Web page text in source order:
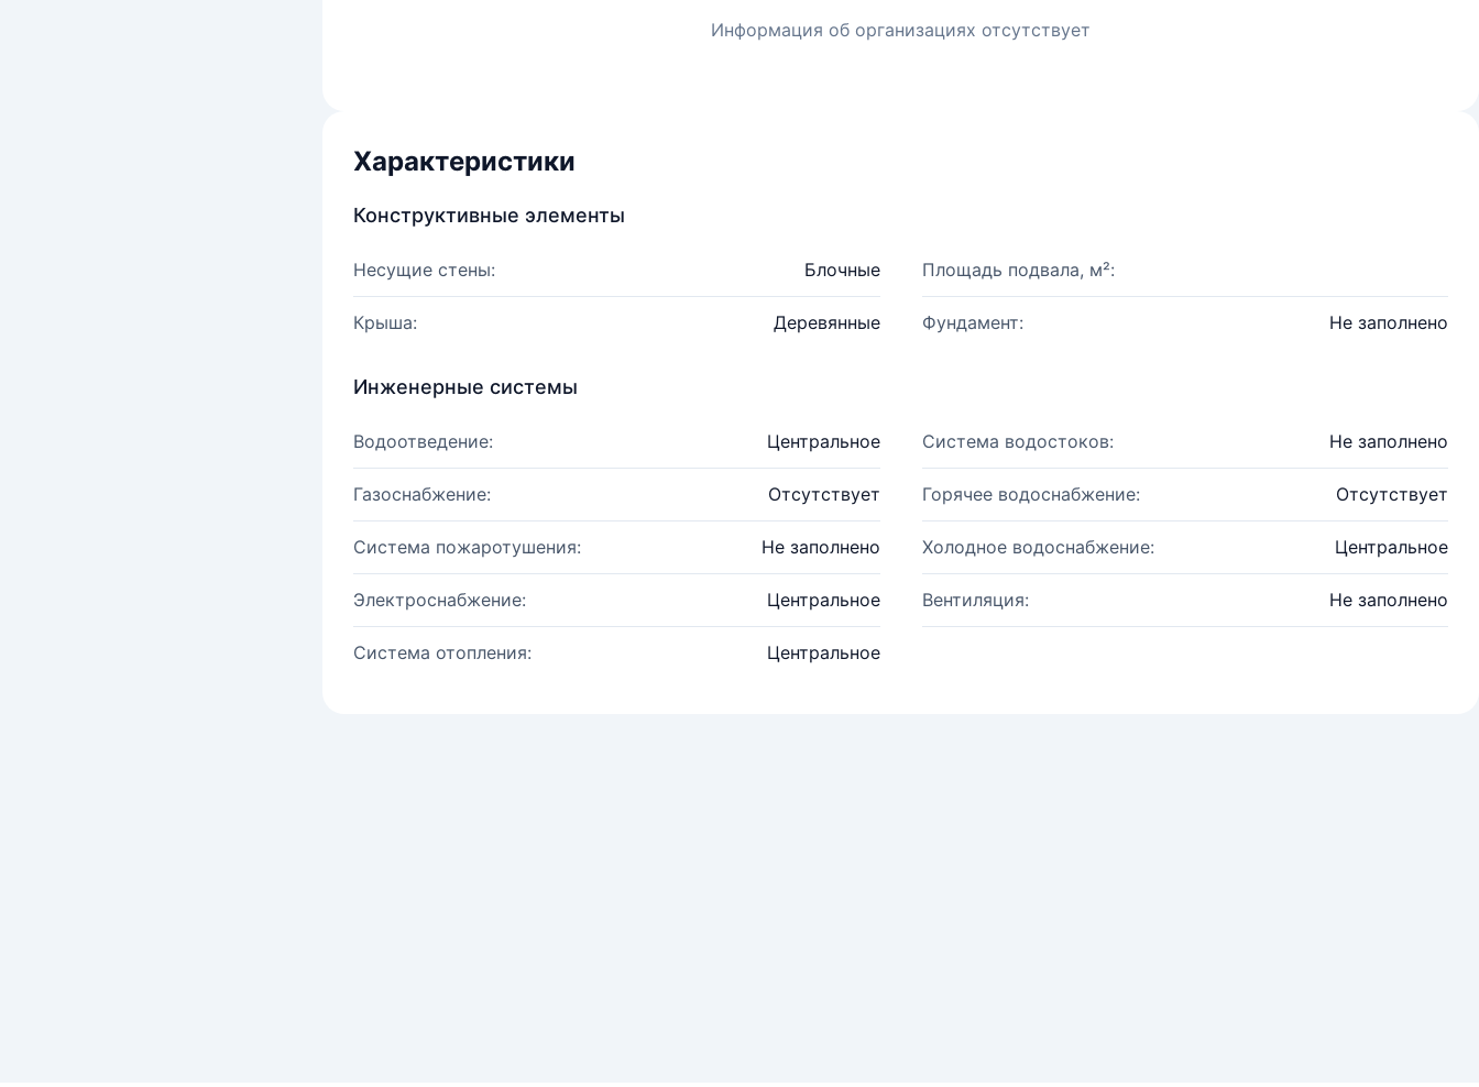
Информация об организациях отсутствует
Характеристики
Конструктивные элементы
Несущие стены: Блочные Площадь подвала, м²:
Крыша: Деревянные Фундамент: Не заполнено
Инженерные системы
Водоотведение: Центральное Система водостоков: Не заполнено
Газоснабжение: Отсутствует Горячее водоснабжение: Отсутствует
Система пожаротушения: Не заполнено Холодное водоснабжение: Центральное
Электроснабжение: Центральное Вентиляция: Не заполнено
Система отопления: Центральное